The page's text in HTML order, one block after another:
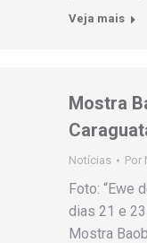
Veja mais
Mostra
Notícias Por
Foto: “Ewe
dias 21 e
Mostra